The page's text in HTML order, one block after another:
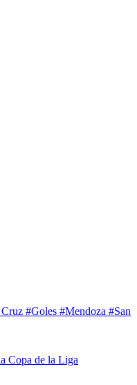
#Goles #Mendoza #San
Copa de la Liga